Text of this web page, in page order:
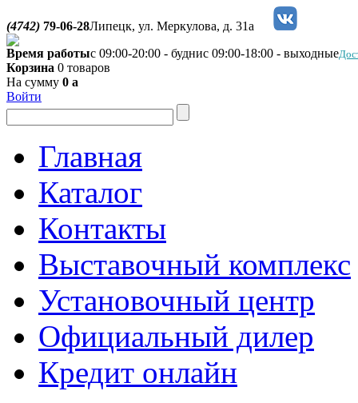
(4742) 79-06-28Липецк, ул. Меркулова, д. 31а
Время работыс 09:00-20:00 - буднис 09:00-18:00 - выходные
Корзина 0 товаров
На сумму 0 a
Войти
Главная
Каталог
Контакты
Выставочный комплекс
Установочный центр
Официальный дилер
Кредит онлайн